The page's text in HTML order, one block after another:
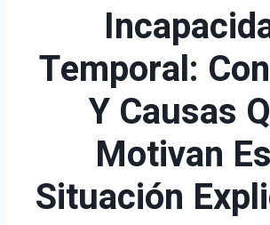
Temporal:
Y Causas
Motivan
Situación